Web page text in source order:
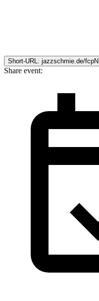
Short-URL: jazzschmie.de/fcpN
Share event: